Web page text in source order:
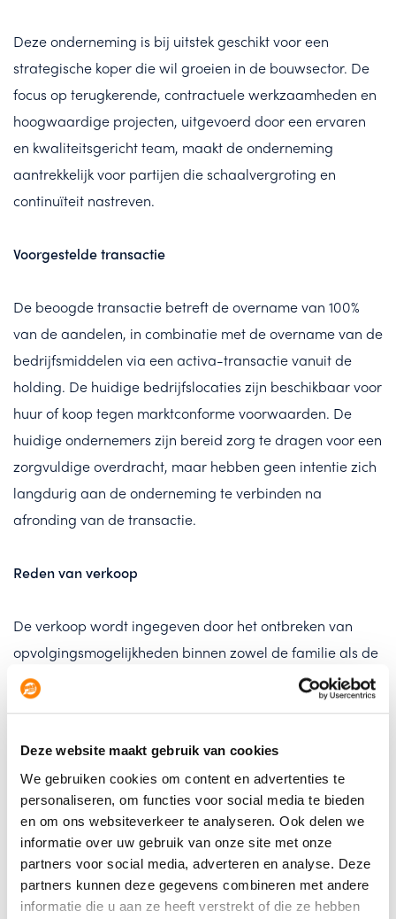
Deze website maakt gebruik van cookies
We gebruiken cookies om content en advertenties te
personaliseren, om functies voor social media te bieden
en om ons websiteverkeer te analyseren. Ook delen we
informatie over uw gebruik van onze site met onze
partners voor social media, adverteren en analyse. Deze
partners kunnen deze gegevens combineren met andere
informatie die u aan ze heeft verstrekt of die ze hebben
Deze onderneming is bij uitstek geschikt voor een
strategische koper die wil groeien in de bouwsector. De
focus op terugkerende, contractuele werkzaamheden en
hoogwaardige projecten, uitgevoerd door een ervaren
en kwaliteitsgericht team, maakt de onderneming
aantrekkelijk voor partijen die schaalvergroting en
continuïteit nastreven.
Voorgestelde transactie
De beoogde transactie betreft de overname van 100%
van de aandelen, in combinatie met de overname van de
bedrijfsmiddelen via een activa-transactie vanuit de
holding. De huidige bedrijfslocaties zijn beschikbaar voor
huur of koop tegen marktconforme voorwaarden. De
huidige ondernemers zijn bereid zorg te dragen voor een
zorgvuldige overdracht, maar hebben geen intentie zich
langdurig aan de onderneming te verbinden na
afronding van de transactie.
Reden van verkoop
De verkoop wordt ingegeven door het ontbreken van
opvolgingsmogelijkheden binnen zowel de familie als de
onderneming, waardoor wordt gezocht naar een
passende en toekomstgerichte koper.
Overige informatie
Een uitgebreid informatiememorandum is beschikbaar
en wordt, na ondertekening van een
geheimhoudingsverklaring, verstrekt aan
geïnteresseerde partijen.